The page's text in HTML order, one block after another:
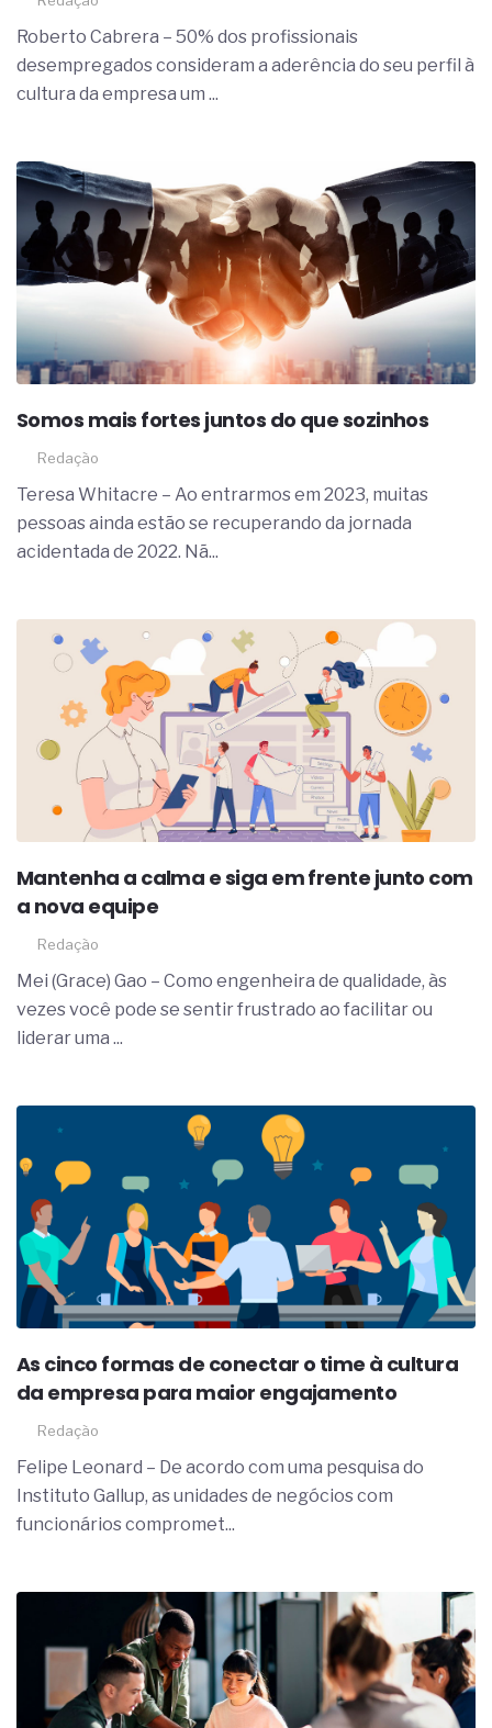
Roberto Cabrera – 50% dos profissionais
desempregados consideram a aderência do seu perfil à
cultura da empresa um ...
Somos mais fortes juntos do que sozinhos
Redação
Teresa Whitacre – Ao entrarmos em 2023, muitas
pessoas ainda estão se recuperando da jornada
acidentada de 2022. Nã...
Mantenha a calma e siga em frente junto com
a nova equipe
Redação
Mei (Grace) Gao – Como engenheira de qualidade, às
vezes você pode se sentir frustrado ao facilitar ou
liderar uma ...
As cinco formas de conectar o time à cultura
da empresa para maior engajamento
Redação
Felipe Leonard – De acordo com uma pesquisa do
Instituto Gallup, as unidades de negócios com
funcionários compromet...